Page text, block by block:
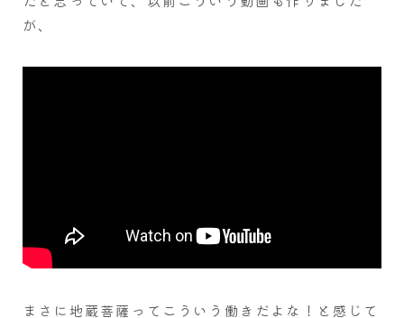
が、
まさに地蔵菩薩ってこういう働きだよな！と感じて